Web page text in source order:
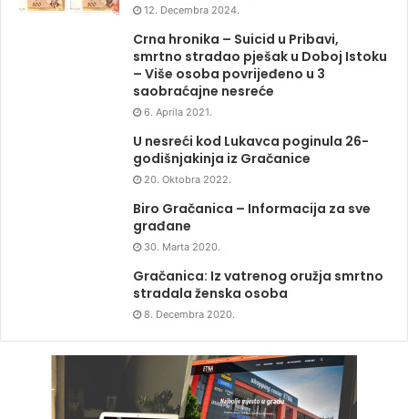
12. Decembra 2024.
Crna hronika – Suicid u Pribavi,
smrtno stradao pješak u Doboj Istoku
– Više osoba povrijeđeno u 3
saobraćajne nesreće
6. Aprila 2021.
U nesreći kod Lukavca poginula 26-
godišnjakinja iz Gračanice
20. Oktobra 2022.
Biro Gračanica – Informacija za sve
građane
30. Marta 2020.
Gračanica: Iz vatrenog oružja smrtno
stradala ženska osoba
8. Decembra 2020.